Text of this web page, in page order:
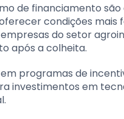
de financiamento
condições mais
do setor
após a colheita.
programas de
investimentos em